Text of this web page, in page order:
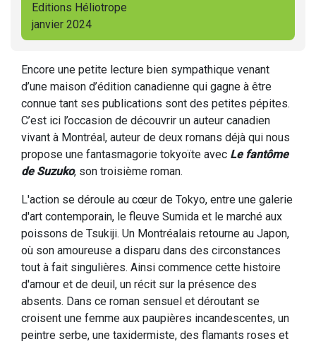
Editions Héliotrope
janvier 2024
Encore une petite lecture bien sympathique venant
d’une maison d’édition canadienne qui gagne à être
connue tant ses publications sont des petites pépites.
C’est ici l’occasion de découvrir un auteur canadien
vivant à Montréal, auteur de deux romans déjà qui nous
propose une fantasmagorie tokyoïte avec Le fantôme
de Suzuko, son troisième roman.
L'action se déroule au cœur de Tokyo, entre une galerie
d'art contemporain, le fleuve Sumida et le marché aux
poissons de Tsukiji. Un Montréalais retourne au Japon,
où son amoureuse a disparu dans des circonstances
tout à fait singulières. Ainsi commence cette histoire
d'amour et de deuil, un récit sur la présence des
absents. Dans ce roman sensuel et déroutant se
croisent une femme aux paupières incandescentes, un
peintre serbe, une taxidermiste, des flamants roses et